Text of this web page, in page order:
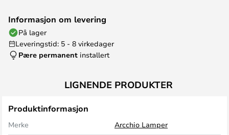
Informasjon om levering
På lager
Leveringstid: 5 - 8 virkedager
Pære permanent installert
LIGNENDE PRODUKTER
Produktinformasjon
Merke
Arcchio Lamper